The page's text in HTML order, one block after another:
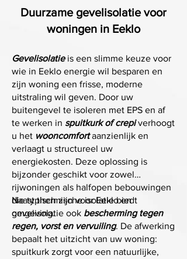
Duurzame gevelisolatie voor
woningen in Eeklo
Gevelisolatieis een slimme keuze voor
wie in Eeklo energie wil besparen en
zijn woning een frisse, moderne
uitstraling wil geven. Door uw
buitengevel te isoleren met EPS en af
te werken in spuitkurk of crepiverhoogt
u het wooncomfortaanzienlijk en
verlaagt u structureel uw
energiekosten. Deze oplossing is
bijzonder geschikt voor zowel
rijwoningen als halfopen bebouwingen
die typisch zijn voor Eeklo en
omgeving.
Naast thermische isolatie biedt
gevelisolatie ook bescherming tegen
regen, vorst en vervuiling. De afwerking
bepaalt het uitzicht van uw woning:
spuitkurk zorgt voor een natuurlijke,